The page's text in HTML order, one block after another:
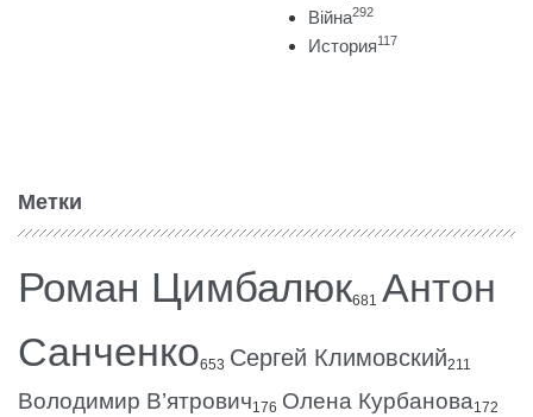
Війна292
История117
Метки
Роман Цимбалюк681 Антон
Санченко653 Сергей Климовский211
Володимир В’ятрович176 Олена Курбанова172